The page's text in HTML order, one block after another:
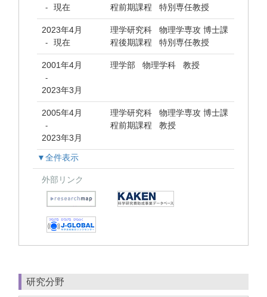
- 現在
程前期課程 特別専任教授
2023年4月
- 現在
理学研究科 物理学専攻 博士課
程後期課程 特別専任教授
2001年4月
-
2023年3月
理学部 物理学科 教授
2005年4月
-
2023年3月
理学研究科 物理学専攻 博士課
程前期課程 教授
▼全件表示
外部リンク
研究分野